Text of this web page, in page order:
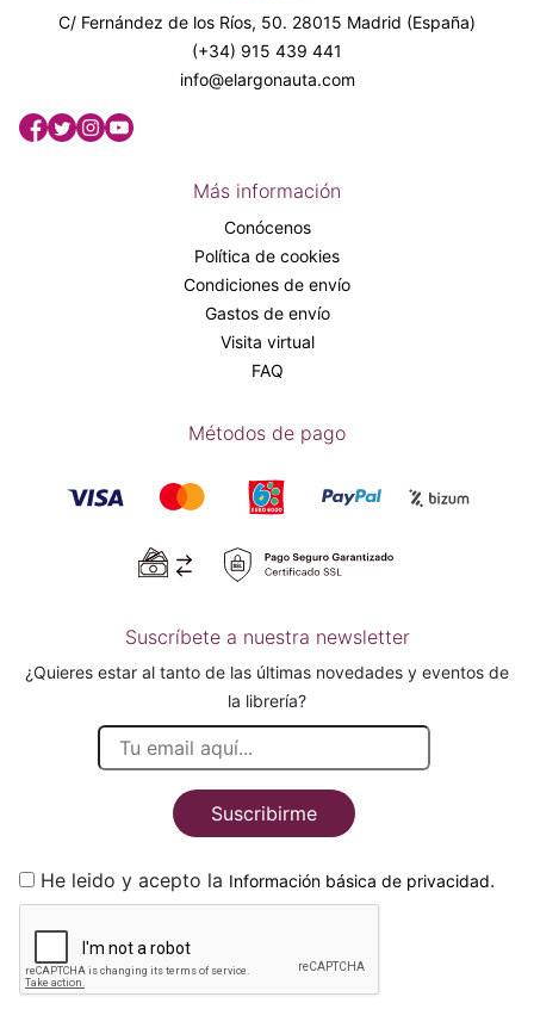
C/ Fernández de los Ríos, 50. 28015 Madrid (España)
(+34) 915 439 441
info@elargonauta.com
Más información
Conócenos
Política de cookies
Condiciones de envío
Gastos de envío
Visita virtual
FAQ
Métodos de pago
Suscríbete a nuestra newsletter
¿Quieres estar al tanto de las últimas novedades y eventos de
la librería?
Suscribirme
He leido y acepto la Información básica de privacidad.